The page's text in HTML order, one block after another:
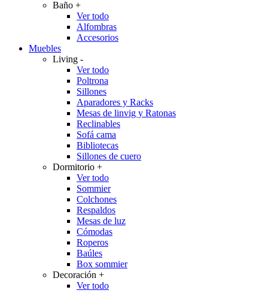
Baño +
Ver todo
Alfombras
Accesorios
Muebles
Living -
Ver todo
Poltrona
Sillones
Aparadores y Racks
Mesas de linvig y Ratonas
Reclinables
Sofá cama
Bibliotecas
Sillones de cuero
Dormitorio +
Ver todo
Sommier
Colchones
Respaldos
Mesas de luz
Cómodas
Roperos
Baúles
Box sommier
Decoración +
Ver todo